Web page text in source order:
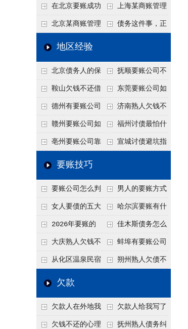
发展趋势深度解析
债要账公司发展趋势 2026年的发展趋势
在北京要账成功
率高吗？未来追账公
司发展趋势引发行业
上海某商账管理
机构聚焦合规服务
北京某商账管理
服务机构持续提升合
力企业化解应收账款
难题
债务这件事，正
地区经验
北京债务人的保
证人能不能找？担保
人的连带责任怎么追
抚顺要账公司不
敢透漏的追回方法是
什么？
鞍山欠钱不还借
口太多？2026年这3
句反问话术，直接把
他后路堵死
东莞要账公司如
何有效要账讨债？20
26年合法追债经验总
结！
德州有要账公司
吗？如何合法讨债才
不沾风险？
济南熟人欠钱不
还？
赣州要账公司如
何有效讨债？合法追
债四步秘籍
福州讨债最怕什
么？2026年这两个关
亳州要账公司靠
谱吗？合法讨债四步
宣城讨债避坑指
回！
要账技巧
要账公司怎么判
断这个案子能不能
接？接案评估的标准
男人的要账方式
是什么呢？
女人要债的五大
绝招,轻松搞定
哈尔滨要账有什
么合法手段？2026年
最新追账方式总结！
2026年要账的
七个小方法
佳木斯债务怎么
追回呢？2026年成功
要账就用这2招
大庆熟人欠钱不
还躲猫猫？2026年这
个“诉前调解”成功率
蚌埠有要账公司
吗？2026年这3个方
从化区温泉民宿
老板借钱不还？2026
施压，立马主动结清
朔州熟人欠债不
死账变活
欠款
欠款人在外地我
在本地该怎么委托？
欠款人给我写了
还款计划书有用吗？
欠钱不还的心理 抚州熟人债务纠